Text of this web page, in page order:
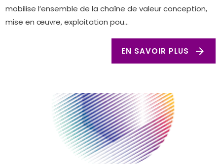
mobilise l’ensemble de la chaîne de valeur conception,
mise en œuvre, exploitation pou...
EN SAVOIR PLUS arrow_forward